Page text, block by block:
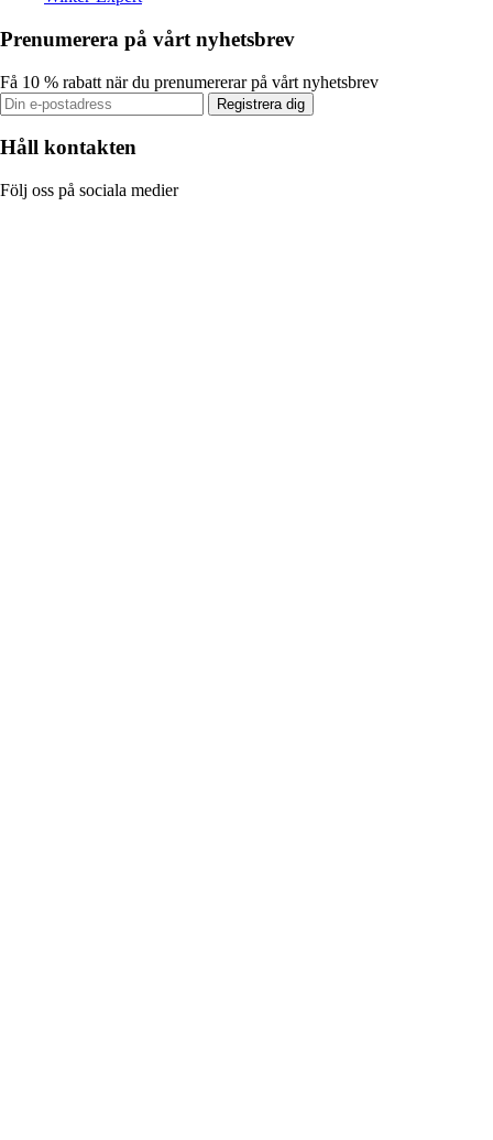
Prenumerera på vårt nyhetsbrev
Få 10 % rabatt när du prenumererar på vårt nyhetsbrev
Registrera dig
Håll kontakten
Följ oss på sociala medier